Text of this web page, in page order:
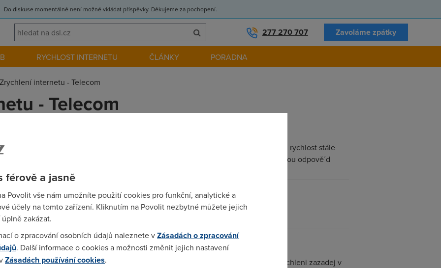
Do diskuse momentálně není možné vkládat příspěvky. Děkujeme za pochopení.
277 270 707 Zavoláme zpátky
RYCHLOST INTERNETU ČLÁNKY PORADNA
Zrychlení internetu - Telecom
- Telecom
internetu u českého telecomu. Od 1.února měla být zvýšena rychlost ale já mám rychlost stále
jde nějak zvýšit přes aplikaci Moje Konto a jestli je to bez poplatku. Díky za každou odpově´d
sem hodíš další topic?
tak se nediv. Jestli nechceš čekat, az te vyberou, a zrychlej ti to, tak si o zrychleni zazadej v
férově a jasně
Povolit vše nám umožníte použití cookies pro funkční, analytické a
účely na tomto zařízení. Kliknutím na Povolit nezbytné můžete jejich
zakázat.
o zpracování osobních údajů naleznete vZásadách o zpracování
. Další informace o cookies a možnosti změnit jejich nastavení
Zásadách používání cookies.